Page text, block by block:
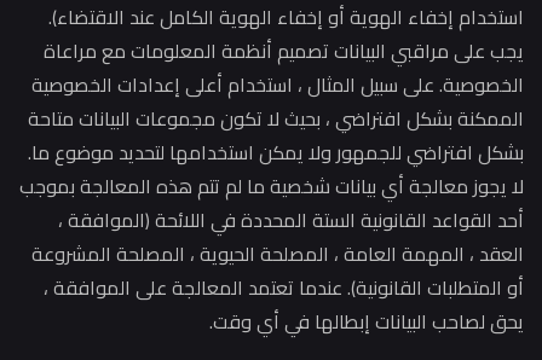
إخفاء الهوية أو إخفاء الهوية الكامل عند الاقتضاء).
على مراقبي البيانات تصميم أنظمة المعلومات مع مراعاة
على سبيل المثال ، استخدام أعلى إعدادات الخصوصية
بشكل افتراضي ، بحيث لا تكون مجموعات البيانات متاحة
افتراضي للجمهور ولا يمكن استخدامها لتحديد موضوع ما.
معالجة أي بيانات شخصية ما لم تتم هذه المعالجة بموجب
القواعد القانونية الستة المحددة في اللائحة (الموافقة ،
، المهمة العامة ، المصلحة الحيوية ، المصلحة المشروعة
القانونية). عندما تعتمد المعالجة على الموافقة ،
لصاحب البيانات إبطالها في أي وقت.